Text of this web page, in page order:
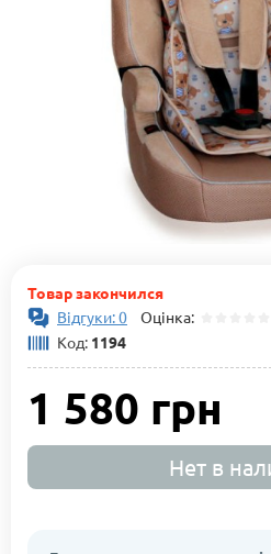
Товар закончился
Відгуки: 0 Оцінка:
Код: 1194
1 580 грн
Нет в